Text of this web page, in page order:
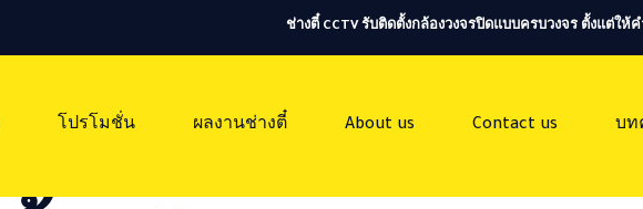
ช่างตี๋ CCTV รับติดตั้งกล้องวงจรปิดแบบครบวงจร ตั้งแต่
โปรโมชั่น ผลงานช่างตี๋ About us Contact us บท